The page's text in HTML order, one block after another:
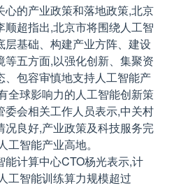
心的产业政策和落地政策,北京
超指出,北京市将围绕人工智
层基础、构建产业方阵、建设
五方面,以强化创新、集聚资
、包容审慎地支持人工智能产
全球影响力的人工智能创新策
会相关工作人员表示,中关村
况良好,产业政策及科技服务完
智能产业高地。
能计算中心CTO杨光表示,计
工智能训练算力规模超过